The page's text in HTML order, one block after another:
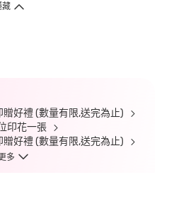
藏
好禮 (數量有限,送完為止)
印花一張
好禮 (數量有限,送完為止)
多